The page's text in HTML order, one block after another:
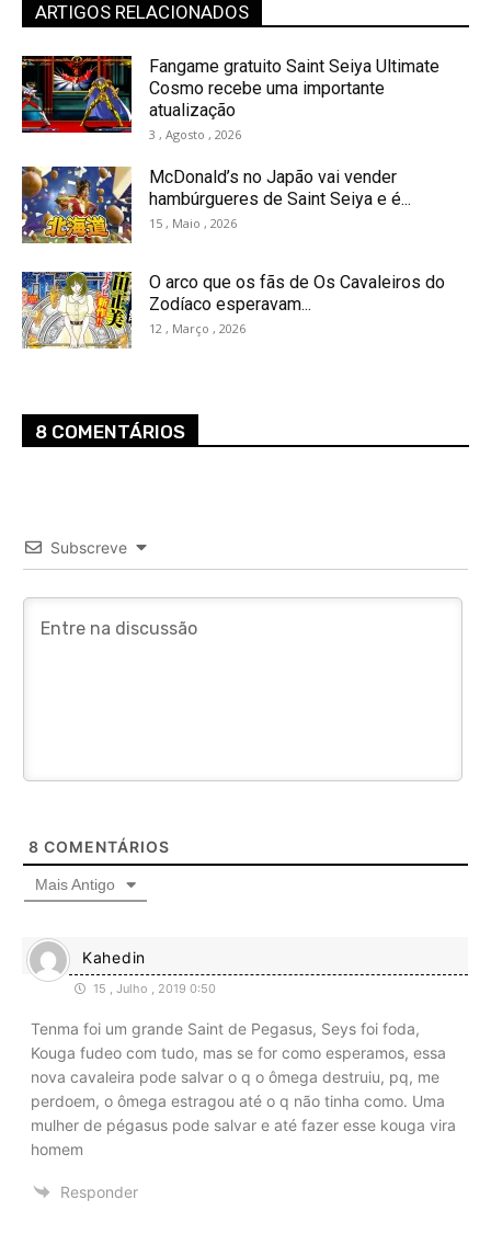
ARTIGOS RELACIONADOS
Fangame gratuito Saint Seiya Ultimate
Cosmo recebe uma importante
atualização
3 , Agosto , 2026
McDonald’s no Japão vai vender
hambúrgueres de Saint Seiya e é...
15 , Maio , 2026
O arco que os fãs de Os Cavaleiros do
Zodíaco esperavam...
12 , Março , 2026
8 COMENTÁRIOS
Subscreve
8 COMENTÁRIOS
Mais Antigo
Kahedin
15 , Julho , 2019 0:50
Tenma foi um grande Saint de Pegasus, Seys foi foda,
Kouga fudeo com tudo, mas se for como esperamos, essa
nova cavaleira pode salvar o q o ômega destruiu, pq, me
perdoem, o ômega estragou até o q não tinha como. Uma
mulher de pégasus pode salvar e até fazer esse kouga vira
homem
Responder